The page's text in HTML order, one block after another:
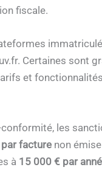
fiscale.
Certaines sont
et
conformité, les
facture non
à 15 000 € par